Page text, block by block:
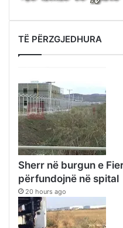
TË PËRZGJEDHURA
Sherr në burgun e
përfundojnë në spital
20 hours ago